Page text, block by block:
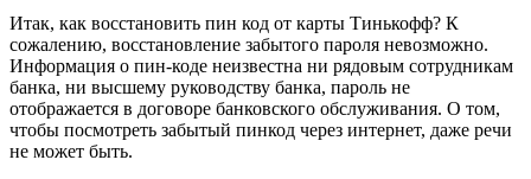
Итак, как восстановить пин код от карты Тинькофф? К
сожалению, восстановление забытого пароля невозможно.
Информация о пин-коде неизвестна ни рядовым сотрудникам
банка, ни высшему руководству банка, пароль не
отображается в договоре банковского обслуживания. О том,
чтобы посмотреть забытый пинкод через интернет, даже речи
не может быть.